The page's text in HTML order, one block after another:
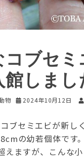
コブセミ
館しまし
物 2024年10月12日
ブセミエビが新し
の幼若個体です
えますが、こんな